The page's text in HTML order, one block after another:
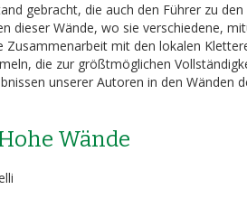
gebracht, die auch den Führer zu
dieser Wände, wo sie verschiedene,
mit den lokalen
die zur größtmöglichen
unserer Autoren in den Wänden
Wände